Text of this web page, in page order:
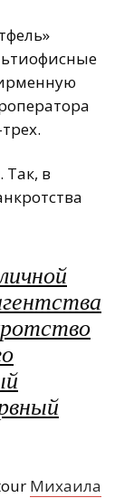
Так, в
Михаила